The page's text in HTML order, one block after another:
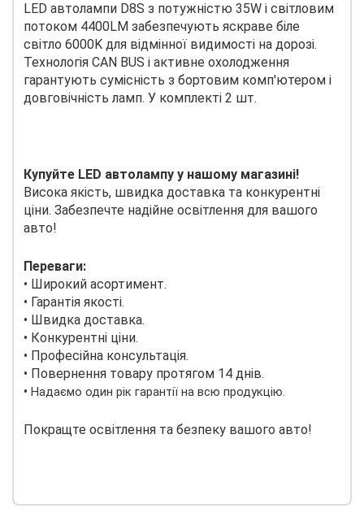
LED автолампи D8S з потужністю 35W і світловим
потоком 4400LM забезпечують яскраве біле
світло 6000K для відмінної видимості на дорозі.
Технологія CAN BUS і активне охолодження
гарантують сумісність з бортовим комп'ютером і
довговічність ламп. У комплекті 2 шт.
Купуйте LED автолампу у нашому магазині!
Висока якість, швидка доставка та конкурентні
ціни. Забезпечте надійне освітлення для вашого
авто!
Переваги:
• Широкий асортимент.
• Гарантія якості.
• Швидка доставка.
• Конкурентні ціни.
• Професійна консультація.
• Повернення товару протягом 14 днів.
• Надаємо один рік гарантії на всю продукцію.
Покращте освітлення та безпеку вашого авто!